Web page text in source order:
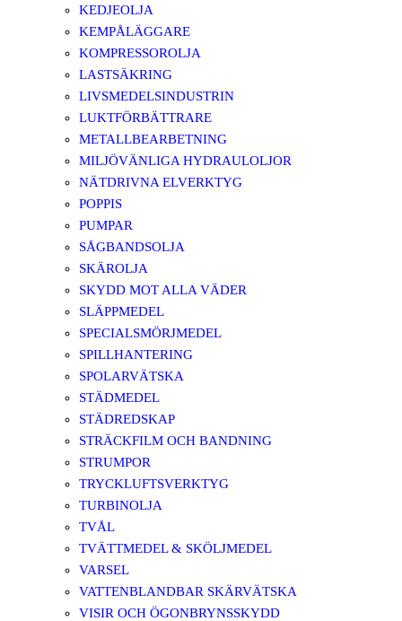
KEDJEOLJA
KEMPÅLÄGGARE
KOMPRESSOROLJA
LASTSÄKRING
LIVSMEDELSINDUSTRIN
LUKTFÖRBÄTTRARE
METALLBEARBETNING
MILJÖVÄNLIGA HYDRAULOLJOR
NÄTDRIVNA ELVERKTYG
POPPIS
PUMPAR
SÅGBANDSOLJA
SKÄROLJA
SKYDD MOT ALLA VÄDER
SLÄPPMEDEL
SPECIALSMÖRJMEDEL
SPILLHANTERING
SPOLARVÄTSKA
STÄDMEDEL
STÄDREDSKAP
STRÄCKFILM OCH BANDNING
STRUMPOR
TRYCKLUFTSVERKTYG
TURBINOLJA
TVÅL
TVÄTTMEDEL & SKÖLJMEDEL
VARSEL
VATTENBLANDBAR SKÄRVÄTSKA
VISIR OCH ÖGONBRYNSSKYDD